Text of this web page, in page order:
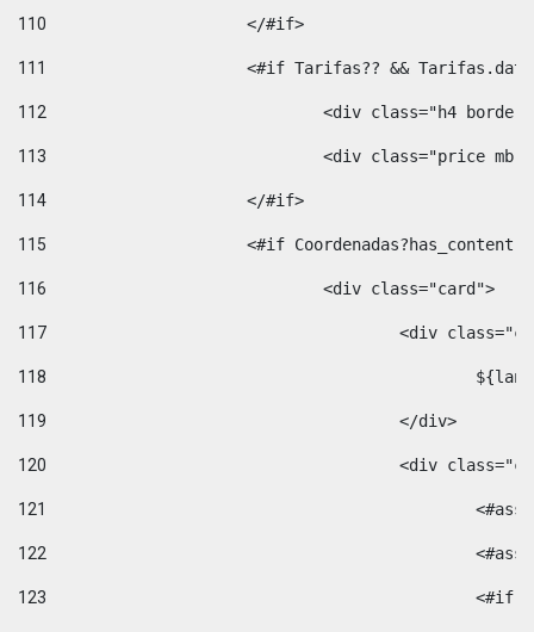
110
			</#if>
111
<#if Tarifas?? &&
112
<div class="h4
113
<div class="price
114
			</#if>
115
<#if
116
				<div class="card">
117
<div
118
119
					</div>
120
<div
121
122
123